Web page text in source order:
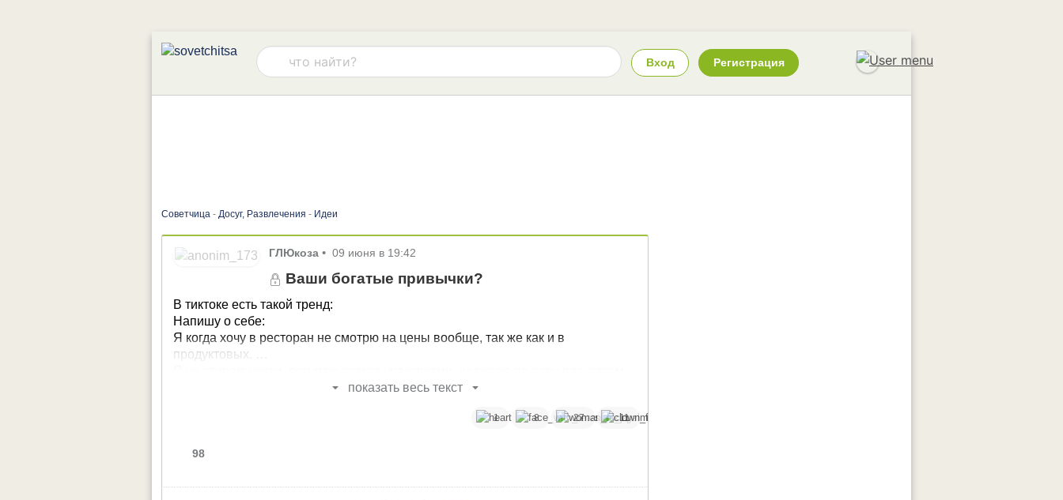
Вход Регистрация
Советчица - Досуг, Развлечения - Идеи
ГЛЮкоза • 09 июня в 19:42
Ваши богатые привычки?
В тиктоке есть такой тренд:
Напишу о себе:
Я когда хочу в ресторан не смотрю на цены вообще, так же как и в
продуктовых.
показать весь текст
1 8 27 11
98